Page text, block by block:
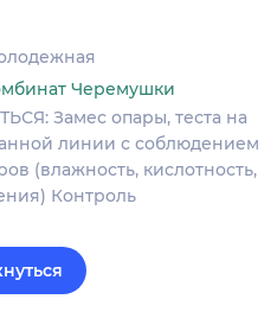
Черемушки
Замес опары, теста на
линии с соблюдением
(влажность, кислотность,
Контроль